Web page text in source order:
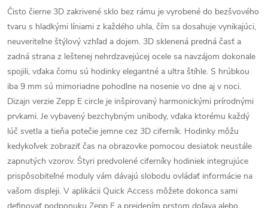
Čisto čierne 3D zakrivené sklo bez rámu je vyrobené do bezšvového
tvaru s hladkými líniami z každého uhla, čím sa dosahuje vynikajúci,
neuveriteľne štýlový vzhľad a dojem. 3D sklenená predná časť a
zadná strana z leštenej nehrdzavejúcej ocele sa navzájom dokonale
spojili, vďaka čomu sú hodinky elegantné a ultra štíhle. S hrúbkou
iba 9 mm sú mimoriadne pohodlne na nosenie vo dne aj v noci.
Dizajn verzie Zepp E circle je inšpirovaný harmonickými prírodnými
prvkami. Je vybavený bezchybným unibody, vďaka ktorému každý
lúč svetla a tieňa potečie jemne cez 3D ciferník. Hodinky môžu
kedykoľvek zobraziť čas na obrazovke pomocou desiatok neustále
zapnutých vzorov. Štyri predvolené ciferníky hodiniek integrujúce
prispôsobiteľné moduly vám dávajú slobodu ovládať informácie na
vašom displeji. V aplikácii Quick Access môžete dokonca sami